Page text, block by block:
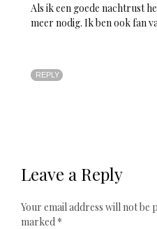
Als ik een goede nachtrust
meer nodig. Ik ben ook fan
REPLY
Leave a Reply
Your email address will not be
marked *